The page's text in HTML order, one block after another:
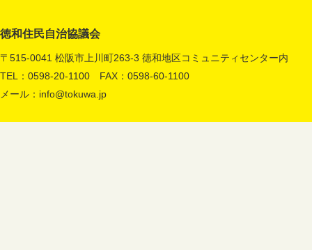
徳和住民自治協議会
〒515-0041 松阪市上川町263-3 徳和地区コミュニティセンター内
TEL：0598-20-1100 FAX：0598-60-1100
メール： info@tokuwa.jp